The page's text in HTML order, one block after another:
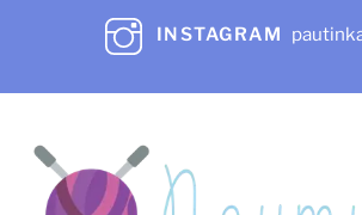
INSTAGRAM